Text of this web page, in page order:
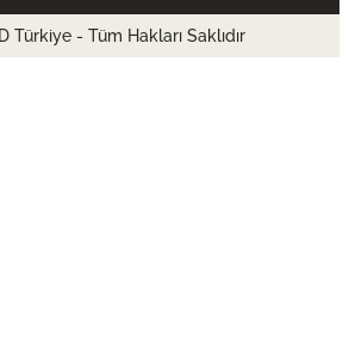
Türkiye - Tüm Hakları Saklıdır